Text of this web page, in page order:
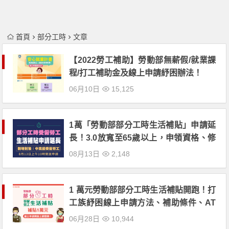
首頁 部分工時 文章
【2022勞工補助】勞動部無薪假/就業課
程/打工補助金及線上申請紓困辦法！
06月10日 15,125
1萬「勞動部部分工時生活補貼」申請延
長！3.0放寬至65歲以上，申領資格、修
正內容、排除對象一起看
08月13日 2,148
1 萬元勞動部部分工時生活補貼開跑！打
工族紓困線上申請方法、補助條件、AT
M領取教學！
06月28日 10,944